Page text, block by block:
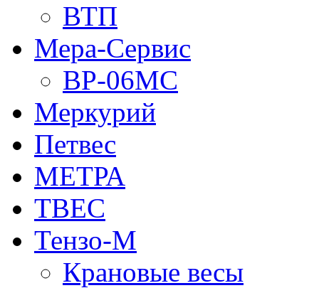
ВТП
Мера-Сервис
ВР-06МС
Меркурий
Петвес
МЕТРА
ТВЕС
Тензо-М
Крановые весы